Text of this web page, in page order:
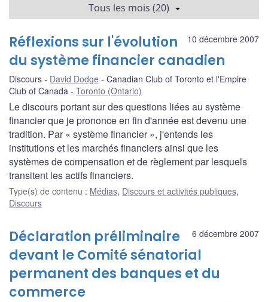
Tous les mois (20)
10 décembre 2007
Réflexions sur l'évolution
du système financier canadien
Discours David Dodge
Canadian Club of Toronto et l'Empire
Club of Canada
Toronto (Ontario)
Le discours portant sur des questions liées au système
financier que je prononce en fin d'année est devenu une
tradition. Par « système financier », j'entends les
institutions et les marchés financiers ainsi que les
systèmes de compensation et de règlement par lesquels
transitent les actifs financiers.
Type(s) de contenu : Médias, Discours et activités publiques,
Discours
6 décembre 2007
Déclaration préliminaire
devant le Comité sénatorial
permanent des banques et du
commerce